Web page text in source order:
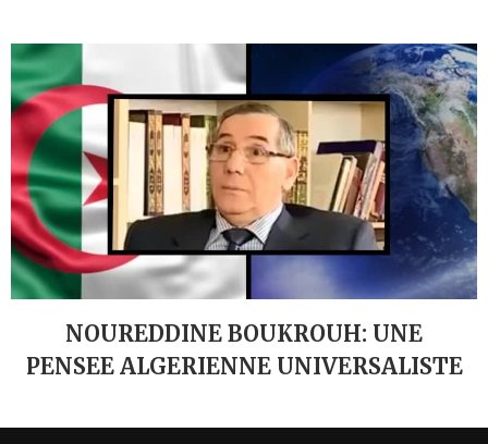
NOUREDDINE BOUKROUH: UNE
PENSEE ALGERIENNE UNIVERSALISTE